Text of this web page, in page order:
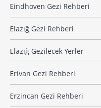
Eindhoven Gezi Rehberi
Elazığ Gezi Rehberi
Elazığ Gezilecek Yerler
Erivan Gezi Rehberi
Erzincan Gezi Rehberi